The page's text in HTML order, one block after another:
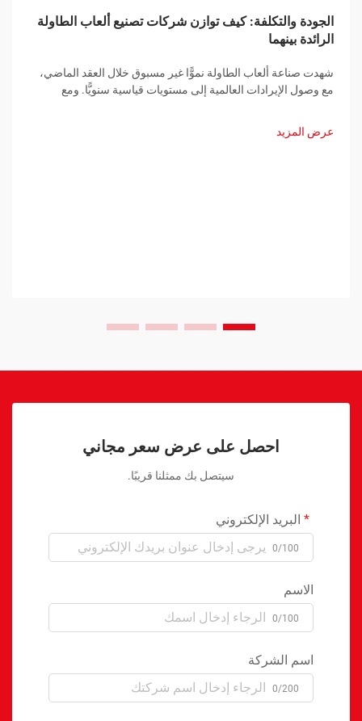
الجودة والتكلفة: كيف توازن شركات تصنيع ألعاب الطاولة
الرائدة بينهما
شهدت صناعة ألعاب الطاولة نموًّا غير مسبوق خلال العقد الماضي،
مع وصول الإيرادات العالمية إلى مستويات قياسية سنويًّا. ومع
عرض المزيد
احصل على عرض سعر مجاني
سيتصل بك ممثلنا قريبًا.
البريد الإلكتروني
0/100
الاسم
0/100
اسم الشركة
0/200